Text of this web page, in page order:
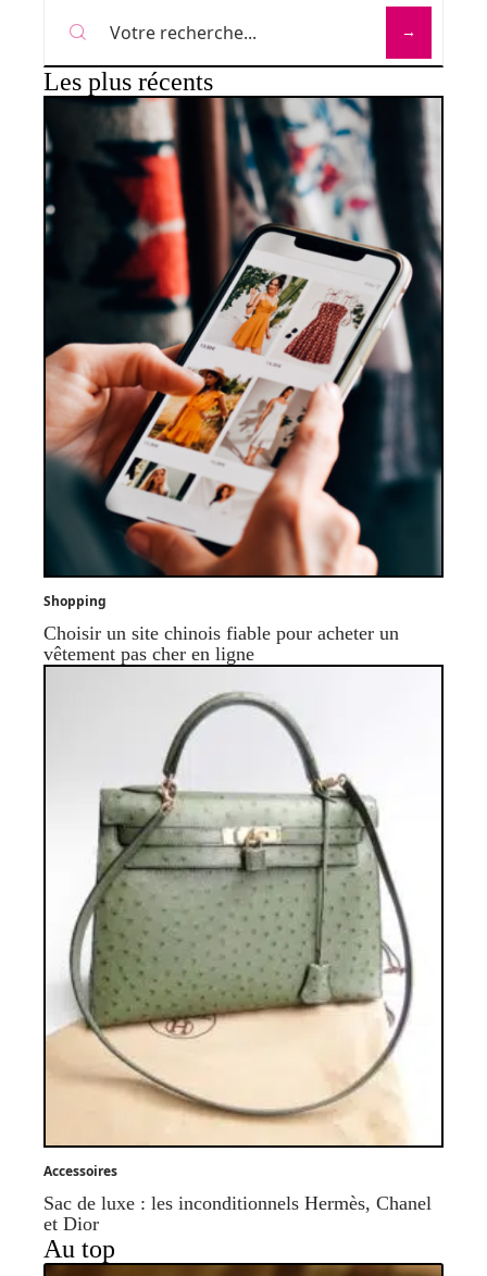
Les plus récents
Shopping
Choisir un site chinois fiable pour acheter un
vêtement pas cher en ligne
Accessoires
Sac de luxe : les inconditionnels Hermès, Chanel
et Dior
Au top